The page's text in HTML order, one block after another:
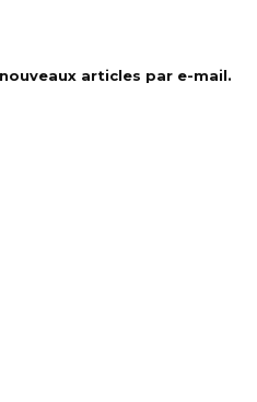
articles par e-mail.